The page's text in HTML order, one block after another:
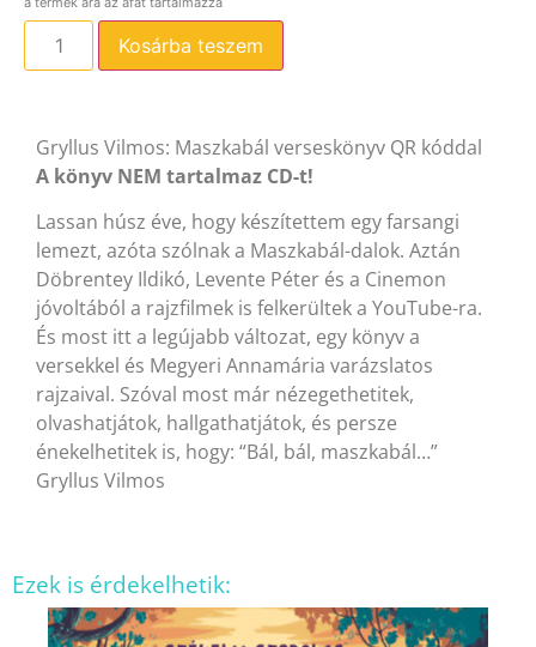
Kosárba teszem
Gryllus Vilmos: Maszkabál verseskönyv QR kóddal
A könyv NEM tartalmaz CD-t!
Lassan húsz éve, hogy készítettem egy farsangi
lemezt, azóta szólnak a Maszkabál-dalok. Aztán
Döbrentey Ildikó, Levente Péter és a Cinemon
jóvoltából a rajzfilmek is felkerültek a YouTube-ra.
És most itt a legújabb változat, egy könyv a
versekkel és Megyeri Annamária varázslatos
rajzaival. Szóval most már nézegethetitek,
olvashatjátok, hallgathatjátok, és persze
énekelhetitek is, hogy: “Bál, bál, maszkabál…”
Gryllus Vilmos
Ezek is érdekelhetik: